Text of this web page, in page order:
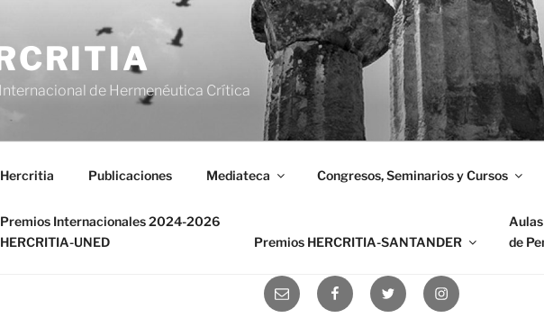
de Hermenéutica Crítica
Hercritia Publicaciones Mediateca Congresos, Seminarios y Cursos
Premios Internacionales 2024-2026
HERCRITIA-UNED
Premios HERCRITIA-SANTANDER
de
Correo
electrónico
FacebookTwitter Instagram